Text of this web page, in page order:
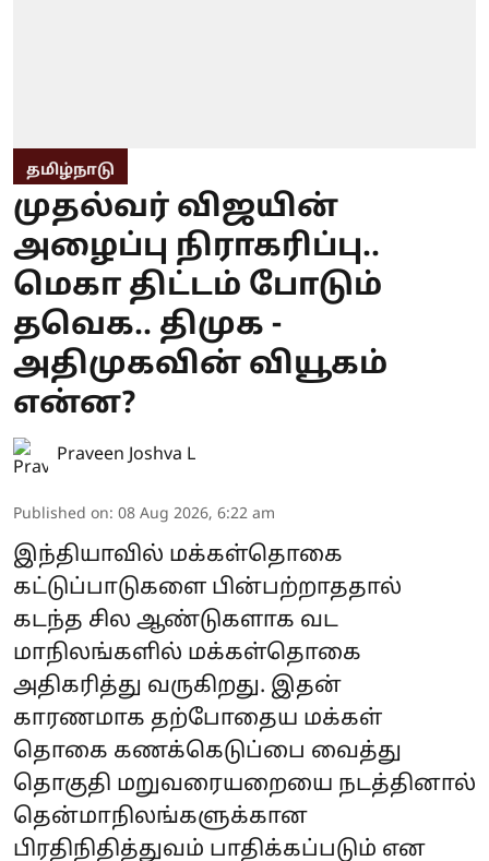
தமிழ்நாடு
முதல்வர் விஜயின்
அழைப்பு நிராகரிப்பு..
மெகா திட்டம் போடும்
தவெக.. திமுக -
அதிமுகவின் வியூகம்
என்ன?
Praveen Joshva L
Published on: 08 Aug 2026, 6:22 am
இந்தியாவில் மக்கள்தொகை
கட்டுப்பாடுகளை பின்பற்றாததால்
கடந்த சில ஆண்டுகளாக வட
மாநிலங்களில் மக்கள்தொகை
அதிகரித்து வருகிறது. இதன்
காரணமாக தற்போதைய மக்கள்
தொகை கணக்கெடுப்பை வைத்து
தொகுதி மறுவரையறையை நடத்தினால்
தென்மாநிலங்களுக்கான
பிரதிநிதித்துவம் பாதிக்கப்படும் என